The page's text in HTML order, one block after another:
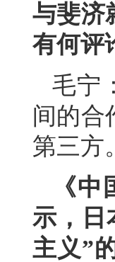
与斐济
有何评
毛宁
间的合
第三方
《
示，日
主义”